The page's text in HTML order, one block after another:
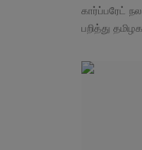
கார்ப்பரேட்
பறித்து